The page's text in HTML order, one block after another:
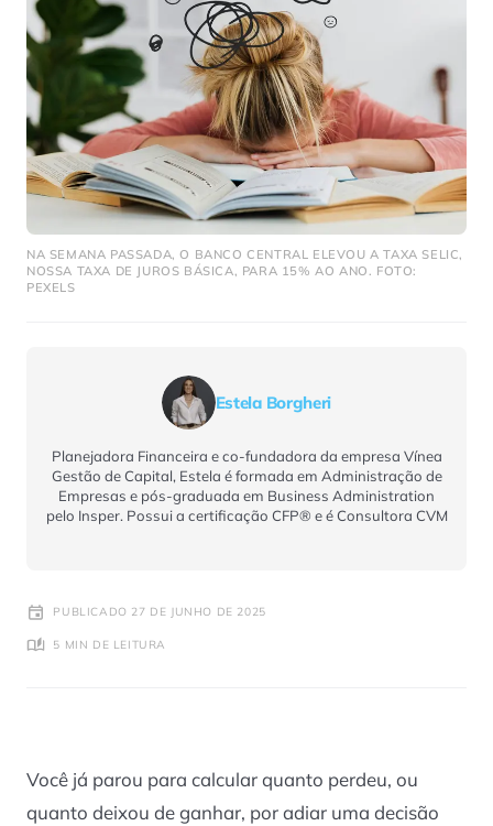
NA SEMANA PASSADA, O BANCO CENTRAL ELEVOU A TAXA SELIC,
NOSSA TAXA DE JUROS BÁSICA, PARA 15% AO ANO. FOTO:
PEXELS
Estela Borgheri
Planejadora Financeira e co-fundadora da empresa Vínea
Gestão de Capital, Estela é formada em Administração de
Empresas e pós-graduada em Business Administration
pelo Insper. Possui a certificação CFP® e é Consultora CVM
PUBLICADO 27 DE JUNHO DE 2025
5 MIN DE LEITURA
Você já parou para calcular quanto perdeu, ou
quanto deixou de ganhar, por adiar uma decisão